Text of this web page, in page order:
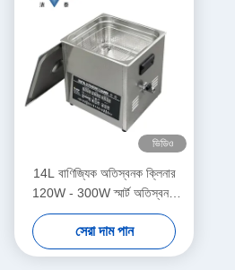
ভিডিও
14L বাণিজ্যিক অতিস্বনক ক্লিনার
120W - 300W স্মার্ট অতিস্বনক
ক্লিনার
সেরা দাম পান